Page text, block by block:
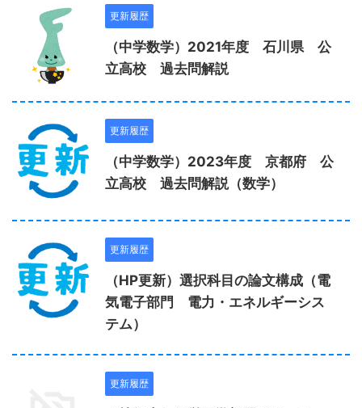
更新履歴
（中学数学）2021年度 石川県 公
立高校 過去問解説
更新履歴
（中学数学）2023年度 京都府 公
立高校 過去問解説（数学）
更新履歴
（HP更新）選択科目の論文構成（電
気電子部門 電力・エネルギーシス
テム）
更新履歴